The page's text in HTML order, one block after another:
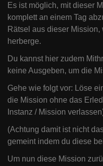
Es ist möglich, mit dieser
komplett an einem Tag
Rätsel aus dieser
herberge.
Du kannst hier zudem
keine Ausgeben, um die
Gehe wie folgt vor: Löse
die Mission ohne das
Instanz / Mission
(Achtung damit ist nicht
gemeint indem du diese
Um nun diese Mission